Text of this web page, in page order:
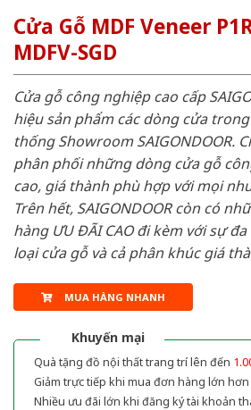
Cửa Gỗ MDF Veneer
MDFV-SGD
Cửa gỗ công nghiệp cao cấp
hiệu sản phẩm các dòng cửa
thống Showroom SAIGONDOOR.
phân phối những dòng cửa gỗ
cao, giá thành phù hợp với mọi
Trên hết, SAIGONDOOR còn có
hàng ƯU ĐÃI CAO đi kèm với sự
loại cửa gỗ và cả phân khúc giá
MUA HÀNG NHANH
Khuyến mại
Quà tặng đồ nội thất trang trí lên đến
Giảm trực tiếp khi mua đơn hàng lớn hơn
Nhiều ưu đãi lớn khi đăng ký tài khoản